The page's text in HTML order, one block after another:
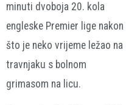
minuti dvoboja 20. kola
engleske Premier lige nakon
što je neko vrijeme ležao na
travnjaku s bolnom
grimasom na licu.